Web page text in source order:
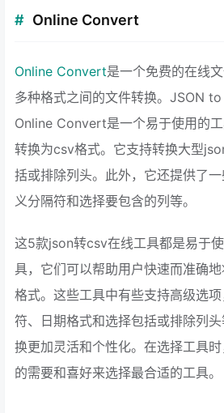
Online Convert
Online Convert是一个免费的在线
多种格式之间的文件转换。JSON
Online Convert是一个易于使用的
转换为csv格式。它支持转换大型
括或排除列头。此外，它还提供了
义分隔符和选择要包含的列等。
这5款json转csv在线工具都是易于
具，它们可以帮助用户快速而准确
格式。这些工具中有些支持高级选
符、日期格式和选择包括或排除列
换更加灵活和个性化。在选择工具
的需要和喜好来选择最合适的工具。